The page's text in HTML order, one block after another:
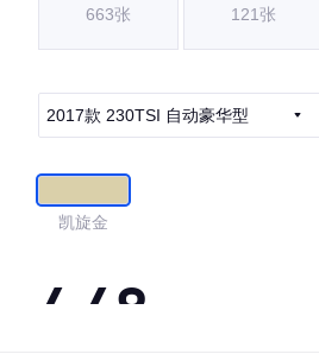
663张 121张
2017款 230TSI 自动豪华型
凯旋金
4.48